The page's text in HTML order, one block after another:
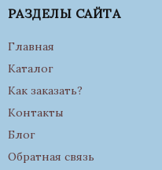
РАЗДЕЛЫ САЙТА
Главная
Каталог
Как заказать?
Контакты
Блог
Обратная связь